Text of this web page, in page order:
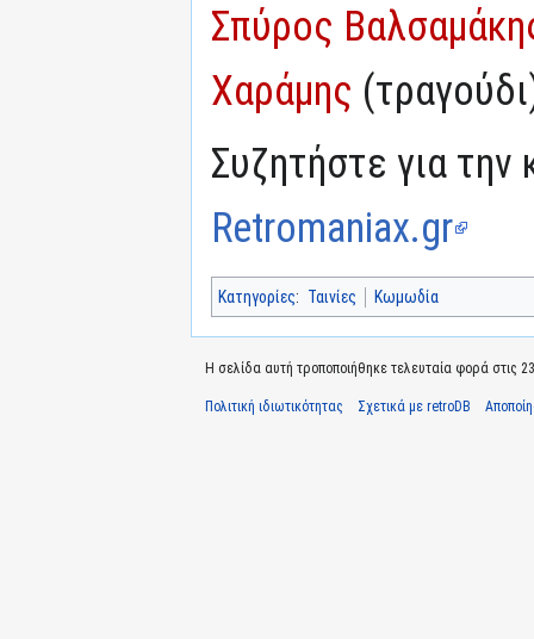
Σπύρος
Χαράμης
Συζητήστε για την
Retromaniax.gr
Κατηγορίες: Ταινίες Κωμωδία
Η σελίδα αυτή τροποποιήθηκε τελευταία φορά στις
Πολιτική ιδιωτικότητας Σχετικά με retroDB